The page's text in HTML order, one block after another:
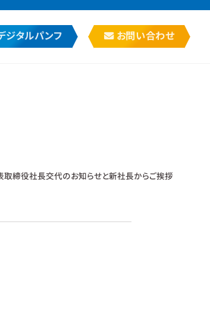
ジタルパンフ お問い合わせ
取締役社長交代のお知らせと新社長からご挨拶